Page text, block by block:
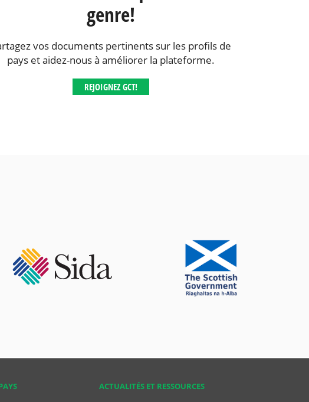
genre!
vos documents pertinents sur les profils de
pays et aidez-nous à améliorer la plateforme.
REJOIGNEZ GCT!
ACTUALITÉS ET RESSOURCES